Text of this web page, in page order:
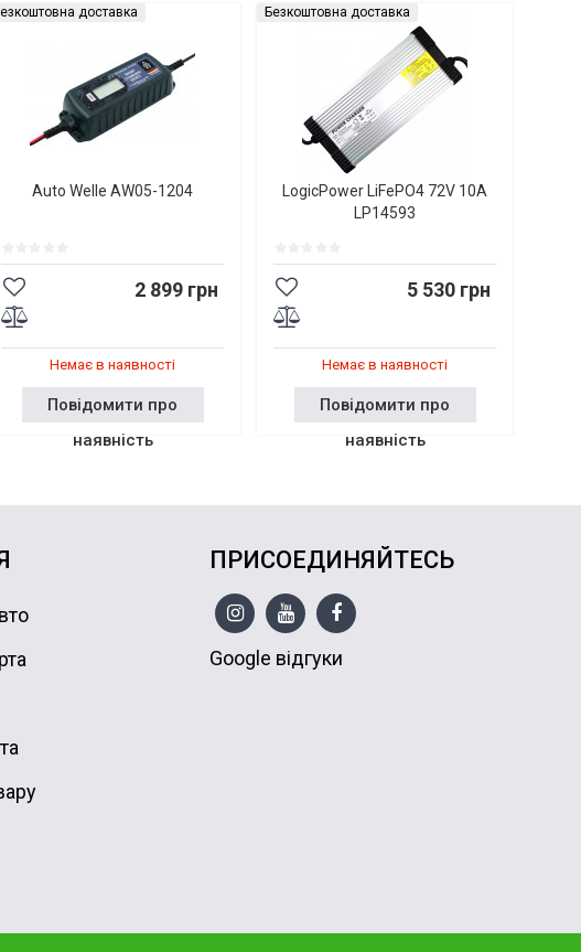
доставка
Auto Welle AW05-1204
2 899 грн
Немає в наявності
Повідомити про
наявність
Безкоштовна доставка
LogicPower LiFePO4 72V 10A
LP14593
5 530 грн
Немає в наявності
Повідомити про
наявність
ПРИСОЕДИНЯЙТЕСЬ
Google відгуки